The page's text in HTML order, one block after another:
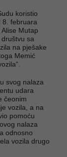
koristio
8. februara
Mutap
sa
na pješake
Memić
svog nalaza
udara
čeonim
vozila, a na
pomoću
nalaza
odnosno
vozila drugo